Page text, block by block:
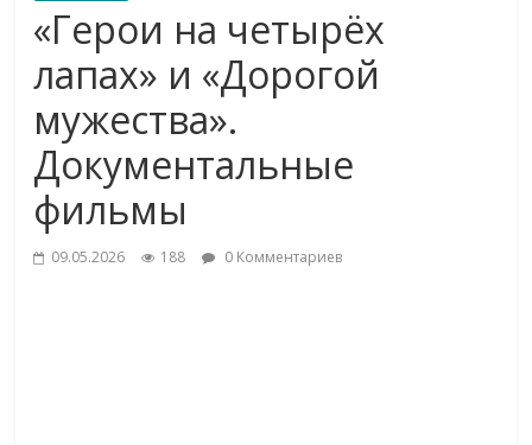
«Герои на четырёх
лапах» и «Дорогой
мужества».
Документальные
фильмы
09.05.2026 188 0 Комментариев